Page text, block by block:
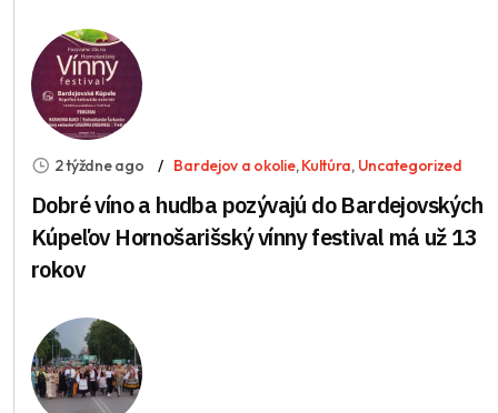
2 týždne ago Bardejov a okolie,Kultúra, Uncategorized
Dobré víno a hudba pozývajú do Bardejovských
Kúpeľov Hornošarišský vínny festival má už 13
rokov